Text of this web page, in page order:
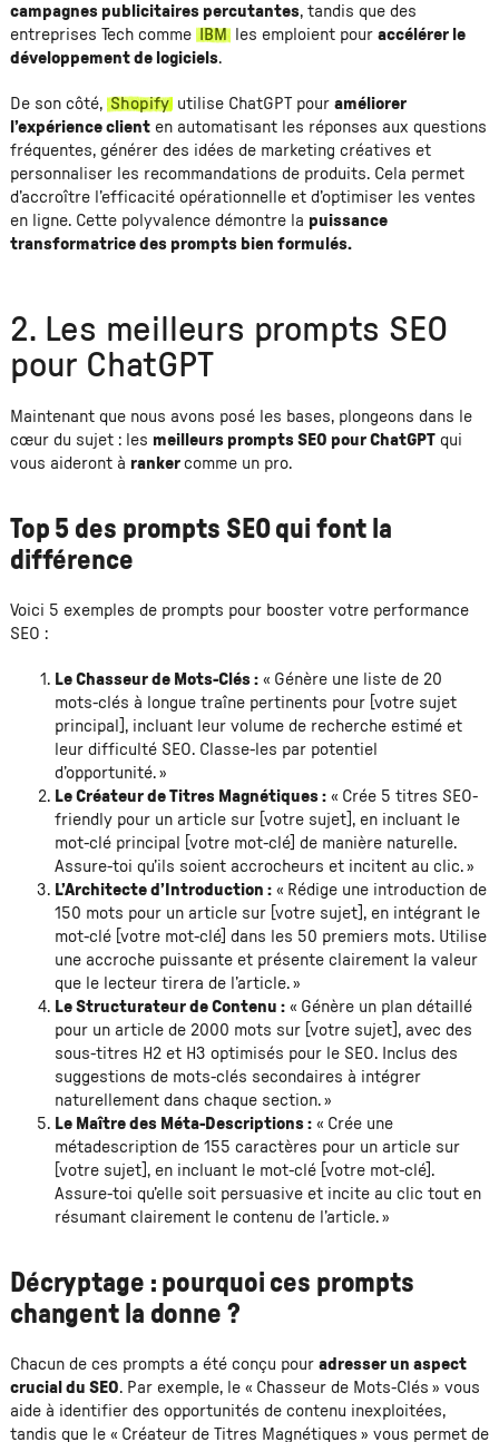
campagnes publicitaires percutantes, tandis que des
entreprises Tech comme IBM les emploient pour accélérer le
développement de logiciels.
De son côté, Shopify utilise ChatGPT pour améliorer
l’expérience clienten automatisant les réponses aux questions
fréquentes, générer des idées de marketing créatives et
personnaliser les recommandations de produits. Cela permet
d’accroître l’efficacité opérationnelle et d’optimiser les ventes
en ligne. Cette polyvalence démontre la puissance
transformatrice des prompts bien formulés.
2. Les meilleurs prompts SEO
pour ChatGPT
Maintenant que nous avons posé les bases, plongeons dans le
cœur du sujet : les meilleurs prompts SEO pour ChatGPTqui
vous aideront à ranker comme un pro.
Top 5 des prompts SEO qui font la
différence
Voici 5 exemples de prompts pour booster votre performance
SEO :
Le Chasseur de Mots-Clés :« Génère une liste de 20
mots-clés à longue traîne pertinents pour [votre sujet
principal], incluant leur volume de recherche estimé et
leur difficulté SEO. Classe-les par potentiel
d’opportunité. »
Le Créateur de Titres Magnétiques :« Crée 5 titres SEO-
friendly pour un article sur [votre sujet], en incluant le
mot-clé principal [votre mot-clé] de manière naturelle.
Assure-toi qu’ils soient accrocheurs et incitent au clic. »
L’Architecte d’Introduction :« Rédige une introduction de
150 mots pour un article sur [votre sujet], en intégrant le
mot-clé [votre mot-clé] dans les 50 premiers mots. Utilise
une accroche puissante et présente clairement la valeur
que le lecteur tirera de l’article. »
Le Structurateur de Contenu :« Génère un plan détaillé
pour un article de 2000 mots sur [votre sujet], avec des
sous-titres H2 et H3 optimisés pour le SEO. Inclus des
suggestions de mots-clés secondaires à intégrer
naturellement dans chaque section. »
Le Maître des Méta-Descriptions :« Crée une
métadescription de 155 caractères pour un article sur
[votre sujet], en incluant le mot-clé [votre mot-clé].
Assure-toi qu’elle soit persuasive et incite au clic tout en
résumant clairement le contenu de l’article. »
Décryptage : pourquoi ces prompts
changent la donne ?
Chacun de ces prompts a été conçu pour adresser un aspect
crucial du SEO. Par exemple, le « Chasseur de Mots-Clés » vous
aide à identifier des opportunités de contenu inexploitées,
tandis que le « Créateur de Titres Magnétiques » vous permet de